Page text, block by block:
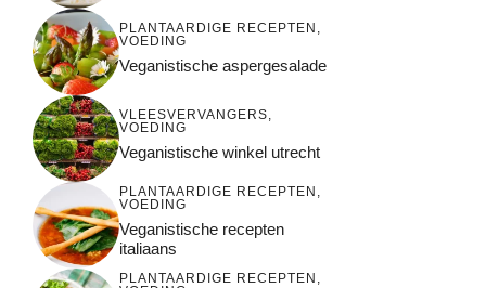
PLANTAARDIGE RECEPTEN ,
VOEDING
Veganistische aspergesalade
VLEESVERVANGERS,
VOEDING
Veganistische winkel utrecht
PLANTAARDIGE RECEPTEN ,
VOEDING
Veganistische recepten
italiaans
PLANTAARDIGE RECEPTEN ,